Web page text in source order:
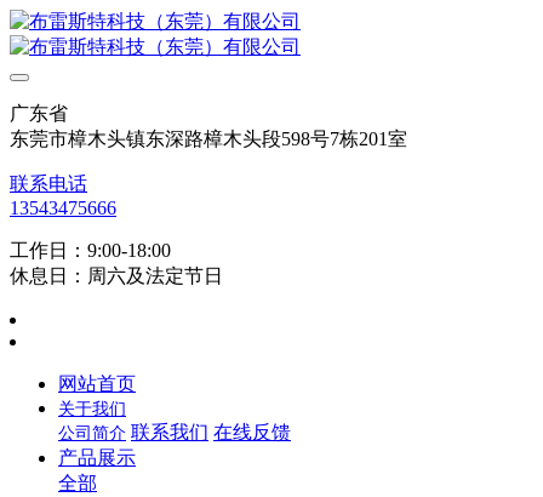
广东省
东莞市樟木头镇东深路樟木头段598号7栋201室
联系电话
13543475666
工作日：9:00-18:00
休息日：周六及法定节日
网站首页
关于我们
公司简介 联系我们 在线反馈
产品展示
全部